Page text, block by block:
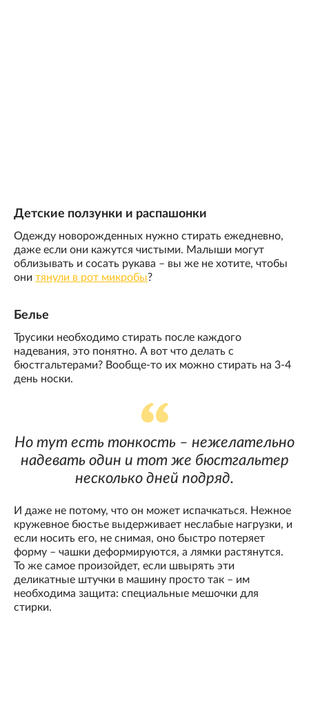
Детские ползунки и распашонки
Одежду новорожденных нужно стирать ежедневно,
даже если они кажутся чистыми. Малыши могут
облизывать и сосать рукава – вы же не хотите, чтобы
они тянули в рот микробы?
Белье
Трусики необходимо стирать после каждого
надевания, это понятно. А вот что делать с
бюстгальтерами? Вообще-то их можно стирать на 3-4
день носки.
Но тут есть тонкость – нежелательно
надевать один и тот же бюстгальтер
несколько дней подряд.
И даже не потому, что он может испачкаться. Нежное
кружевное бюстье выдерживает неслабые нагрузки, и
если носить его, не снимая, оно быстро потеряет
форму – чашки деформируются, а лямки растянутся.
То же самое произойдет, если швырять эти
деликатные штучки в машину просто так – им
необходима защита: специальные мешочки для
стирки.